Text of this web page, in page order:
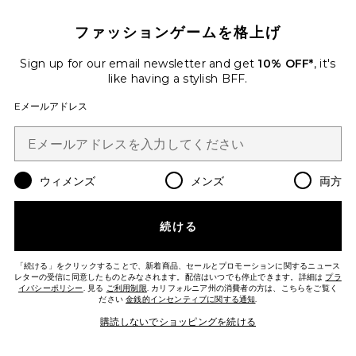
ック
ファッションゲームを格上げ
Sign up for our email newsletter and get 10% OFF*, it's
like having a stylish BFF.
Eメールアドレス
ウィメンズ メンズ 両方
続ける
「続ける」をクリックすることで、新着商品、セールとプロモーションに関するニュース
レターの受信に同意したものとみなされます。配信はいつでも停止できます。詳細は プラ
イバシーポリシー. 見る ご利用制限. カリフォルニア州の消費者の方は、こちらをご覧く
ださい金銭的インセンティブに関する通知.
購読しないでショッピングを続ける